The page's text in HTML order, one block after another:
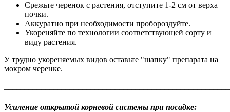
Срежьте черенок с растения, отступите 1-2 см от верха
почки.
Аккуратно при необходимости пробороздуйте.
Укореняйте по технологии соответствующей сорту и
виду растения.
У трудно укореняемых видов оставьте "шапку" препарата на
мокром черенке.
Усиление открытой корневой системы при посадке: